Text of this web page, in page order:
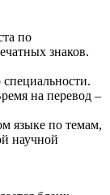
по
знаков.
на перевод –
языке по темам,
научной